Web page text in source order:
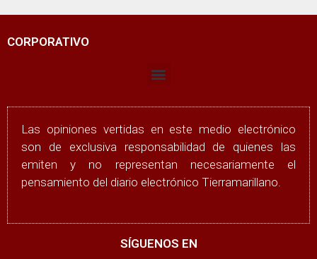
CORPORATIVO
Las opiniones vertidas en este medio electrónico
son de exclusiva responsabilidad de quienes las
emiten y no representan necesariamente el
pensamiento del diario electrónico Tierramarillano.
SÍGUENOS EN